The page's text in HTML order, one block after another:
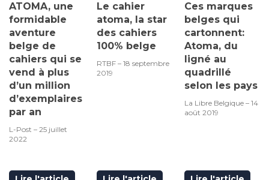
ATOMA, une
formidable
aventure
belge de
cahiers qui se
vend à plus
d’un million
d’exemplaires
par an
L-Post – 25 juillet
2022
Le cahier
atoma, la star
des cahiers
100% belge
RTBF – 18 septembre
2019
Ces marques
belges qui
cartonnent:
Atoma, du
ligné au
quadrillé
selon les pays
La Libre Belgique – 14
août 2019